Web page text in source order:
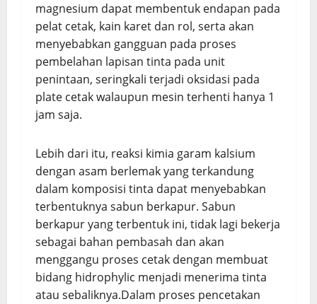
magnesium dapat membentuk endapan pada
pelat cetak, kain karet dan rol, serta akan
menyebabkan gangguan pada proses
pembelahan lapisan tinta pada unit
penintaan, seringkali terjadi oksidasi pada
plate cetak walaupun mesin terhenti hanya 1
jam saja.
Lebih dari itu, reaksi kimia garam kalsium
dengan asam berlemak yang terkandung
dalam komposisi tinta dapat menyebabkan
terbentuknya sabun berkapur. Sabun
berkapur yang terbentuk ini, tidak lagi bekerja
sebagai bahan pembasah dan akan
menggangu proses cetak dengan membuat
bidang hidrophylic menjadi menerima tinta
atau sebaliknya.Dalam proses pencetakan